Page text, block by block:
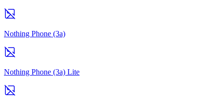
Nothing Phone (3a)
Nothing Phone (3a) Lite